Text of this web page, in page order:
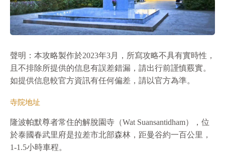
聲明：本攻略製作於2023年3月，所寫攻略不具有實時性，
且不排除所提供的信息有誤差錯漏，請出行前謹慎覈實。
如提供信息較官方資訊有任何偏差，請以官方為準。
寺院地址
隆波帕默尊者常住的解脫園寺（Wat Suansantidham），位
於泰國春武里府是拉差市北部森林，距曼谷約一百公里，
1-1.5小時車程。